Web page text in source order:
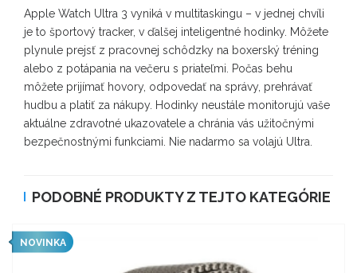
Apple Watch Ultra 3 vyniká v multitaskingu – v jednej chvíli
je to športový tracker, v ďalšej inteligentné hodinky. Môžete
plynule prejsť z pracovnej schôdzky na boxerský tréning
alebo z potápania na večeru s priateľmi. Počas behu
môžete prijímať hovory, odpovedať na správy, prehrávať
hudbu a platiť za nákupy. Hodinky neustále monitorujú vaše
aktuálne zdravotné ukazovatele a chránia vás užitočnými
bezpečnostnými funkciami. Nie nadarmo sa volajú Ultra.
PODOBNÉ PRODUKTY Z TEJTO KATEGÓRIE
NOVINKA